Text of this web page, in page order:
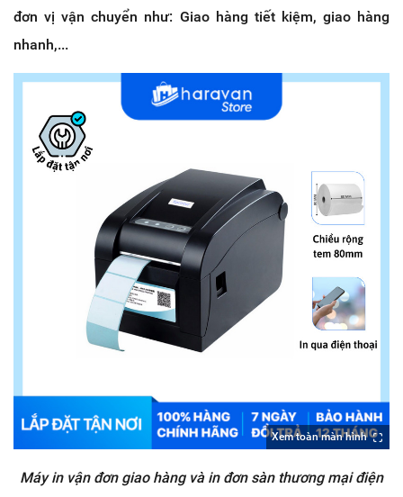
đơn vị vận chuyển như: Giao hàng tiết kiệm, giao hàng
nhanh,...
Xem toàn màn hình
Máy in vận đơn giao hàng và in đơn sàn thương mại điện